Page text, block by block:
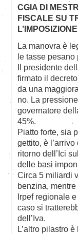
CGIA DI
FISCALE SU
La manovra è
le tasse pesano
Il presidente
firmato il
da una
no. La
governatore
45%.
Piatto forte, sia
gettito, è
ritorno dell’Ici
delle basi
Circa 5 miliardi
benzina,
Irpef regionale
caso si
dell’Iva.
L’altro pilastro